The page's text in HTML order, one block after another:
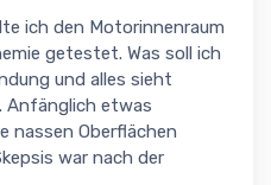
ich den Motorinnenraum
getestet. Was soll ich
und alles sieht
Anfänglich etwas
nassen Oberflächen
war nach der